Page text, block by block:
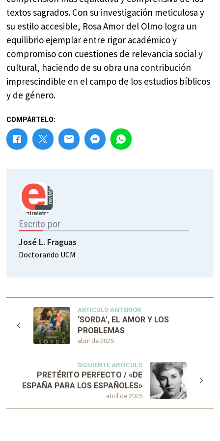
textos sagrados. Con su investigación meticulosa y
su estilo accesible, Rosa Amor del Olmo logra un
equilibrio ejemplar entre rigor académico y
compromiso con cuestiones de relevancia social y
cultural, haciendo de su obra una contribución
imprescindible en el campo de los estudios bíblicos
y de género.
COMPÁRTELO:
Escrito por
José L. Fraguas
Doctorando UCM
ARTÍCULO ANTERIOR
abril de 2025
‘SORDA’, EL AMOR Y LOS
PROBLEMAS
SIGUIENTE ARTÍCULO
abril de 2025
PRETÉRITO PERFECTO / «DE
ESPAÑA PARA LOS ESPAÑOLES»